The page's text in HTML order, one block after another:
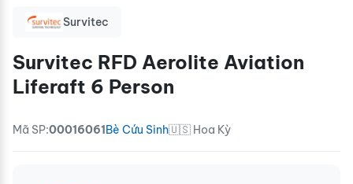
Survitec
Survitec RFD Aerolite Aviation
Liferaft 6 Person
Mã SP:00016061Bè Cứu Sinh🇺🇸 Hoa Kỳ